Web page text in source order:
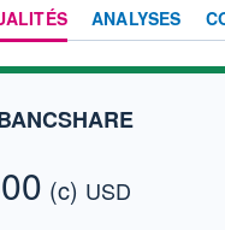
ANALYSES
(c) USD